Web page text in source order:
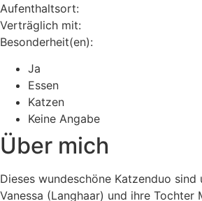
Aufenthaltsort:
Verträglich mit:
Besonderheit(en):
Ja
Essen
Katzen
Keine Angabe
Über mich
Dieses wundeschöne Katzenduo sind
Vanessa (Langhaar) und ihre Tochter